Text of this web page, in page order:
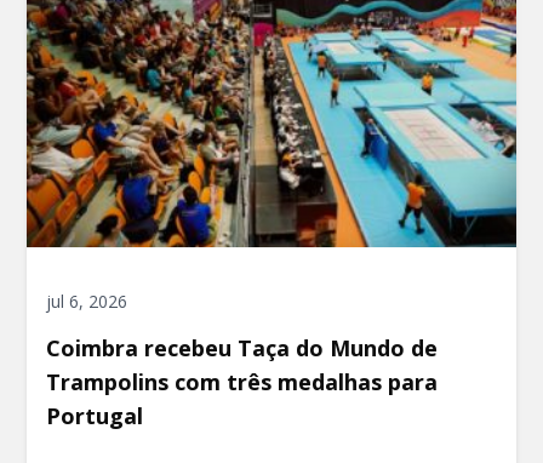
jul 6, 2026
Coimbra recebeu Taça do Mundo de
Trampolins com três medalhas para
Portugal